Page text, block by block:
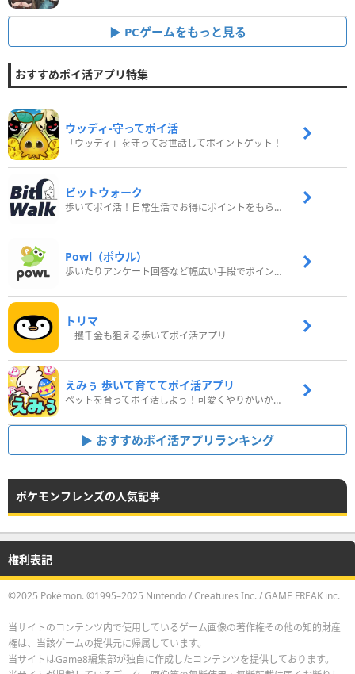
PCゲームをもっと見る
おすすめポイ活アプリ特集
ウッディ‐守ってポイ活
「ウッディ」を守ってお世話してポイントゲット！
ビットウォーク
歩いてポイ活！日常生活でお得にポイントをもらおう
Powl（ポウル）
歩いたりアンケート回答など幅広い手段でポイントをゲット
トリマ
一攫千金も狙える歩いてポイ活アプリ
えみぅ 歩いて育ててポイ活アプリ
ペットを育ってポイ活しよう！可愛くやりがいがある新感覚アプリ
おすすめポイ活アプリランキング
ポケモンフレンズの人気記事
権利表記
©2025 Pokémon. ©1995–2025 Nintendo / Creatures Inc. / GAME FREAK inc.
当サイトのコンテンツ内で使用しているゲーム画像の著作権その他の知的財産
権は、当該ゲームの提供元に帰属しています。
当サイトはGame8編集部が独自に作成したコンテンツを提供しております。